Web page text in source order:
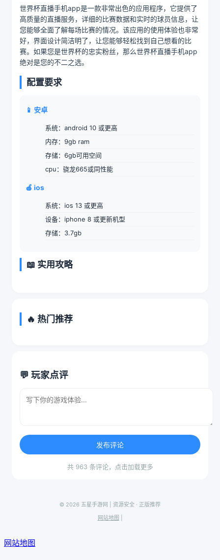
世界杯直播手机app是一款非常出色的应用程序，它提供了
高质量的直播服务，详细的比赛数据和实时的球员信息，让
您能够全面了解每场比赛的情况。该应用的使用体验也非常
好，界面设计简洁明了，让您能够轻松找到自己想看的比
赛。如果您是世界杯的忠实粉丝，那么世界杯直播手机app
绝对是您的不二之选。
配置要求
📱 安卓
系统：android 10 或更高
内存：9gb ram
存储：6gb可用空间
cpu：骁龙665或同性能
🍎 ios
系统：ios 13 或更高
设备：iphone 8 或更新机型
存储：3.7gb
📖 实用攻略
🔥 热门推荐
💬 玩家点评
发布评论
共 963 条评论，点击加载更多
© 2026 五星手游网 | 资源安全 · 正版推荐
网站地图
网站地图